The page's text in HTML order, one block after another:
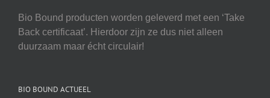
Bio Bound producten worden geleverd met een ‘Take
Back certificaat’. Hierdoor zijn ze dus niet alleen
duurzaam maar écht circulair!
BIO BOUND ACTUEEL